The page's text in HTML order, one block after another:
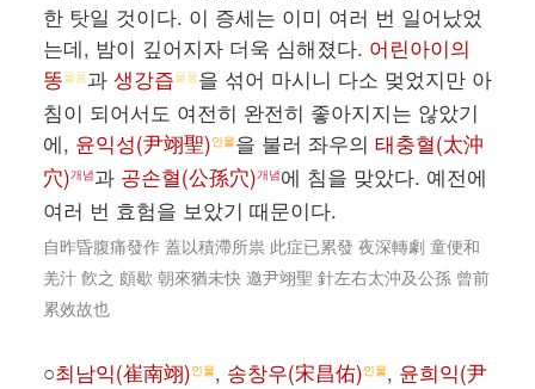
한 탓일 것이다. 이 증세는 이미 여러 번 일어났었
는데, 밤이 깊어지자 더욱 심해졌다. 어린아이의
똥물품과 생강즙물품을 섞어 마시니 다소 멎었지만 아
침이 되어서도 여전히 완전히 좋아지지는 않았기
에, 윤익성(尹翊聖)인물을 불러 좌우의 태충혈(太沖
穴)개념과 공손혈(公孫穴)개념에 침을 맞았다. 예전에
여러 번 효험을 보았기 때문이다.
自昨昏腹痛發作 蓋以積滯所祟 此症已累發 夜深轉劇 童便和
羌汁 飮之 頗歇 朝來猶未快 邀尹翊聖 針左右太沖及公孫 曾前
累效故也
○최남익(崔南翊)인물, 송창우(宋昌佑)인물, 윤희익(尹